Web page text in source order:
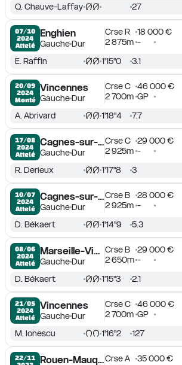
Q. Chauve-Laffay 27
07/10
2024
Attelé
Enghien
GaucheDur
Crse R
18 000 €
2 875m -
E. Raffin 1'15''0 3.1
20/09
2024
Monté
Vincennes
GaucheDur
Crse C
46 000 €
2 700m GP
A. Abrivard 1'18''4 7.7
17/08
2024
Attelé
Cagnes-sur-Mer
GaucheDur
Crse C
29 000 €
2 925m -
R. Derieux 1'17''8 3
10/07
2024
Attelé
Cagnes-sur-Mer
GaucheDur
Crse B
28 000 €
2 925m -
D. Békaert 1'14''9 5.3
08/06
2024
Attelé
Marseille-Vivaux
GaucheDur
Crse B
29 000 €
2 650m -
D. Békaert 1'15''3 2.1
21/05
2024
Attelé
Vincennes
GaucheDur
Crse C
46 000 €
2 700m GP
M. Ionescu 1'16''2 127
22/11
Rouen-Mauquenchy
Crse A
35 000 €